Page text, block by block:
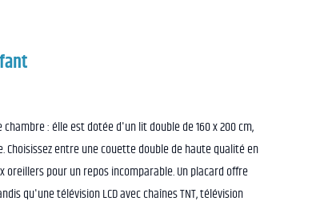
: élle est dotée d'un lit double de 160 x 200 cm,
entre une couette double de haute qualité en
pour un repos incomparable. Un placard offre
qu'une télévision LCD avec chaînes TNT, télévision